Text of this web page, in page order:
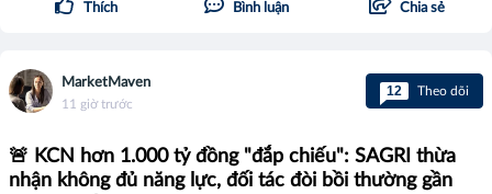
Thích Bình luận Chia sẻ
MarketMaven
11 giờ trước
12 Theo dõi
🚨 KCN hơn 1.000 tỷ đồng "đắp chiếu": SAGRI thừa
nhận không đủ năng lực, đối tác đòi bồi thường gần